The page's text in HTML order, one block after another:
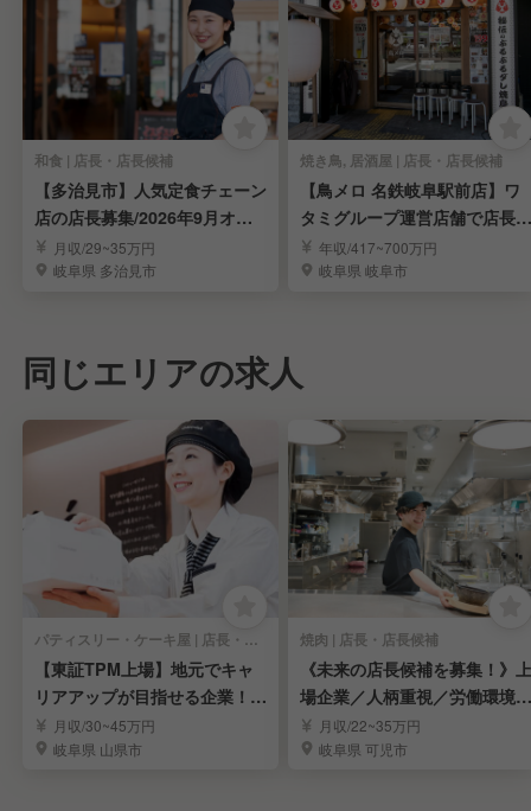
和食 | 店長・店長候補
【多治見市】人気定食チェーン
店の店長募集/2026年9月オー
プン月収/29~35万円
岐阜県 多治見市
焼き鳥, 居酒屋 | 店長・店長候補
【鳥メロ 名鉄岐阜駅前店】ワ
タミグループ運営店舗で店長候
補を募集！
年収/417~700万円
岐阜県 岐阜市
同じエリアの求人
パティスリー・ケーキ屋 | 店長・店長候補
【東証TPM上場】地元でキャ
リアアップが目指せる企業！幹
部候補の募集です！
月収/30~45万円
岐阜県 山県市
焼肉 | 店長・店長候補
《未来の店長候補を募集！》上
場企業／人柄重視／労働環境安
定／福利厚生充実
月収/22~35万円
岐阜県 可児市